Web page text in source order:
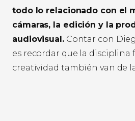
todo lo relacionado con el
cámaras, la edición y la
audiovisual.Contar con
es recordar que la disciplina
creatividad también van de